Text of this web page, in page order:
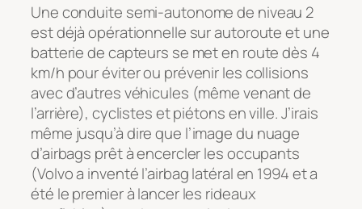
Une conduite semi-autonome de niveau 2
est déjà opérationnelle sur autoroute et une
batterie de capteurs se met en route dès 4
km/h pour éviter ou prévenir les collisions
avec d’autres véhicules (même venant de
l’arrière), cyclistes et piétons en ville. J’irais
même jusqu’à dire que l’image du nuage
d’airbags prêt à encercler les occupants
(Volvo a inventé l’airbag latéral en 1994 et a
été le premier à lancer les rideaux